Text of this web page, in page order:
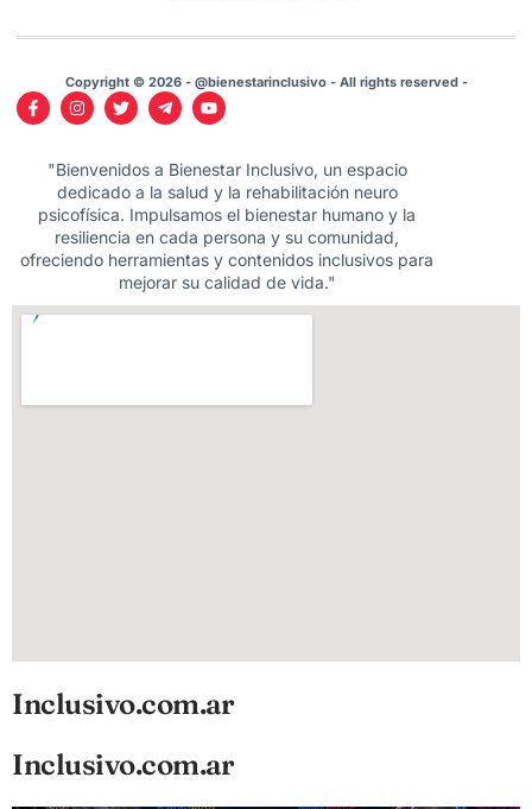
Copyright © 2026 - @bienestarinclusivo - All rights reserved -
"Bienvenidos a Bienestar Inclusivo, un espacio
dedicado a la salud y la rehabilitación neuro
psicofísica. Impulsamos el bienestar humano y la
resiliencia en cada persona y su comunidad,
ofreciendo herramientas y contenidos inclusivos para
mejorar su calidad de vida."
Inclusivo.com.ar
Inclusivo.com.ar